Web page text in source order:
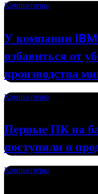
Компьютеры
У компании IBM
избавиться от
производства
Компьютеры
Первые ПК на
поступили в
Компьютеры